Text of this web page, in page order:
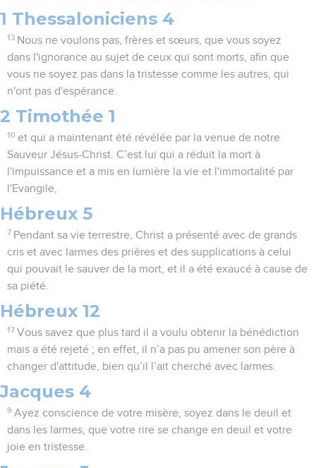
1 Thessaloniciens 4
13 Nous ne voulons pas, frères et sœurs, que vous soyez
dans l'ignorance au sujet de ceux qui sont morts, afin que
vous ne soyez pas dans la tristesse comme les autres, qui
n'ont pas d'espérance.
2 Timothée 1
10 et qui a maintenant été révélée par la venue de notre
Sauveur Jésus-Christ. C’est lui qui a réduit la mort à
l'impuissance et a mis en lumière la vie et l'immortalité par
l'Evangile,
Hébreux 5
7 Pendant sa vie terrestre, Christ a présenté avec de grands
cris et avec larmes des prières et des supplications à celui
qui pouvait le sauver de la mort, et il a été exaucé à cause de
sa piété.
Hébreux 12
17 Vous savez que plus tard il a voulu obtenir la bénédiction
mais a été rejeté ; en effet, il n’a pas pu amener son père à
changer d'attitude, bien qu’il l’ait cherché avec larmes.
Jacques 4
9 Ayez conscience de votre misère, soyez dans le deuil et
dans les larmes, que votre rire se change en deuil et votre
joie en tristesse.